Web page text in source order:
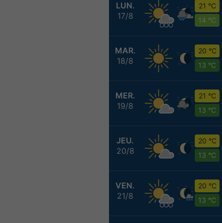
LUN.
17/8
21 °C
14 °C
MAR.
18/8
20 °C
13 °C
MER.
19/8
21 °C
13 °C
JEU.
20/8
20 °C
13 °C
VEN.
21/8
20 °C
13 °C